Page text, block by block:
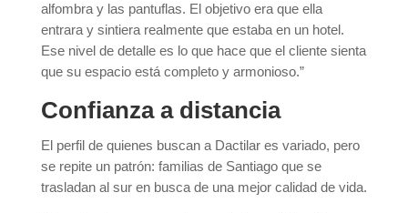
alfombra y las pantuflas. El objetivo era que ella
entrara y sintiera realmente que estaba en un hotel.
Ese nivel de detalle es lo que hace que el cliente sienta
que su espacio está completo y armonioso.”
Confianza a distancia
El perfil de quienes buscan a Dactilar es variado, pero
se repite un patrón: familias de Santiago que se
trasladan al sur en busca de una mejor calidad de vida.